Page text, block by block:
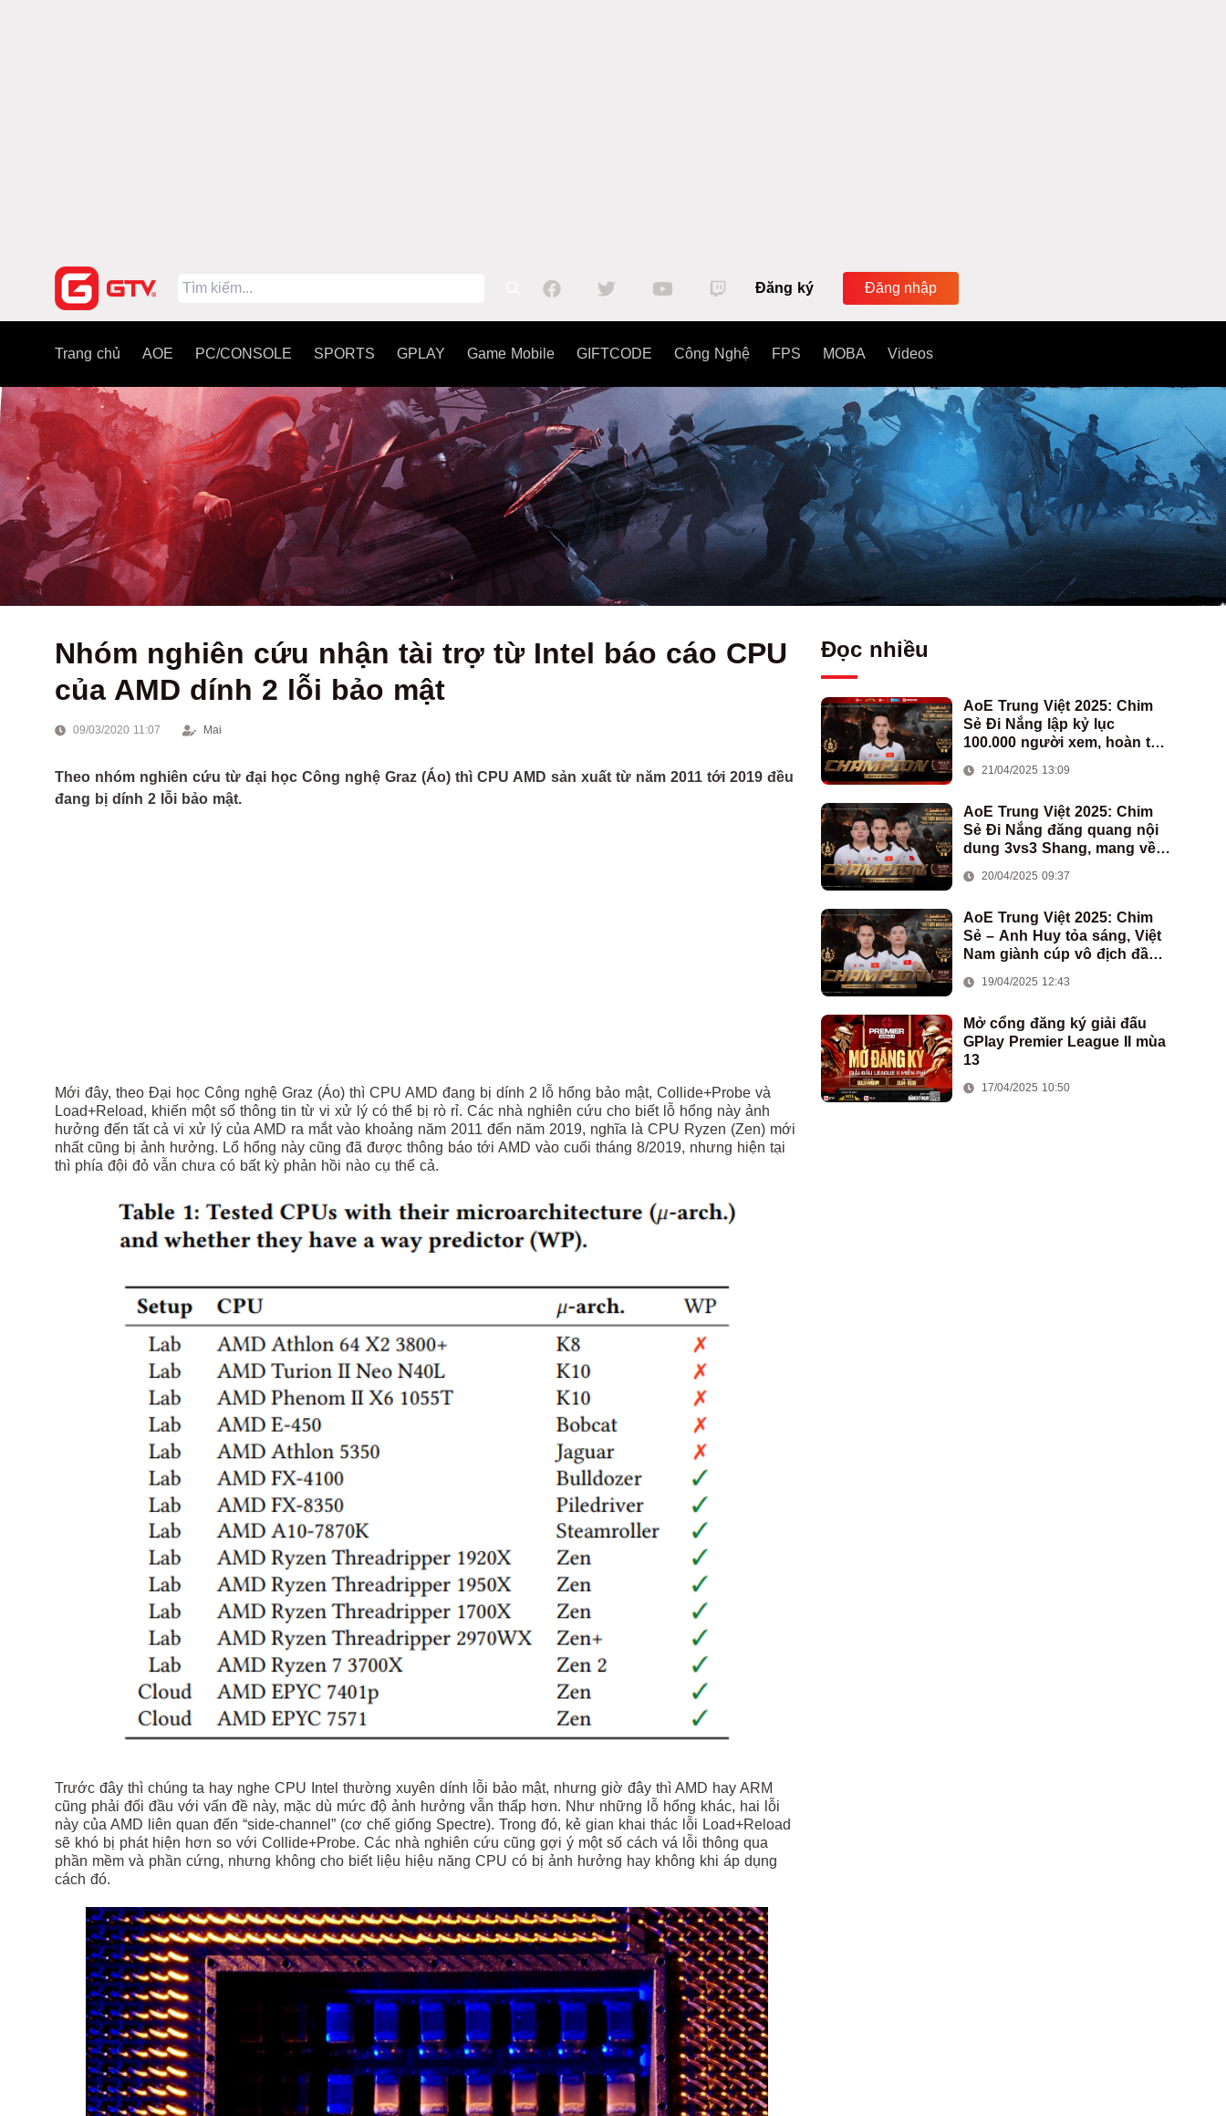
Đăng ký Đăng nhập
Trang chủ AOE PC/CONSOLE SPORTS GPLAY Game Mobile GIFTCODE Công Nghệ FPS MOBA Videos
Nhóm nghiên cứu nhận tài trợ từ Intel báo cáo CPU
của AMD dính 2 lỗi bảo mật
09/03/2020 11:07 Mai
Theo nhóm nghiên cứu từ đại học Công nghệ Graz (Áo) thì CPU AMD sản xuất từ năm 2011 tới 2019 đều
đang bị dính 2 lỗi bảo mật.
Mới đây, theo Đại học Công nghệ Graz (Áo) thì CPU AMD đang bị dính 2 lỗ hổng bảo mật, Collide+Probe và
Load+Reload, khiến một số thông tin từ vi xử lý có thể bị rò rỉ. Các nhà nghiên cứu cho biết lỗ hổng này ảnh
hưởng đến tất cả vi xử lý của AMD ra mắt vào khoảng năm 2011 đến năm 2019, nghĩa là CPU Ryzen (Zen) mới
nhất cũng bị ảnh hưởng. Lổ hổng này cũng đã được thông báo tới AMD vào cuối tháng 8/2019, nhưng hiện tại
thì phía đội đỏ vẫn chưa có bất kỳ phản hồi nào cụ thể cả.
Trước đây thì chúng ta hay nghe CPU Intel thường xuyên dính lỗi bảo mật, nhưng giờ đây thì AMD hay ARM
cũng phải đối đầu với vấn đề này, mặc dù mức độ ảnh hưởng vẫn thấp hơn. Như những lỗ hổng khác, hai lỗi
này của AMD liên quan đến “side-channel” (cơ chế giống Spectre). Trong đó, kẻ gian khai thác lỗi Load+Reload
sẽ khó bị phát hiện hơn so với Collide+Probe. Các nhà nghiên cứu cũng gợi ý một số cách vá lỗi thông qua
phần mềm và phần cứng, nhưng không cho biết liệu hiệu năng CPU có bị ảnh hưởng hay không khi áp dụng
cách đó.
Đọc nhiều
AoE Trung Việt 2025: Chim
Sẻ Đi Nắng lập kỷ lục
100.000 người xem, hoàn tất
Việt Nam
21/04/2025 13:09
AoE Trung Việt 2025: Chim
Sẻ Đi Nắng đăng quang nội
dung 3vs3 Shang, mang về
đoàn AoE Việt Nam
20/04/2025 09:37
AoE Trung Việt 2025: Chim
Sẻ – Anh Huy tỏa sáng, Việt
Nam giành cúp vô địch đầu
19/04/2025 12:43
Mở cổng đăng ký giải đấu
GPlay Premier League II mùa
13
17/04/2025 10:50